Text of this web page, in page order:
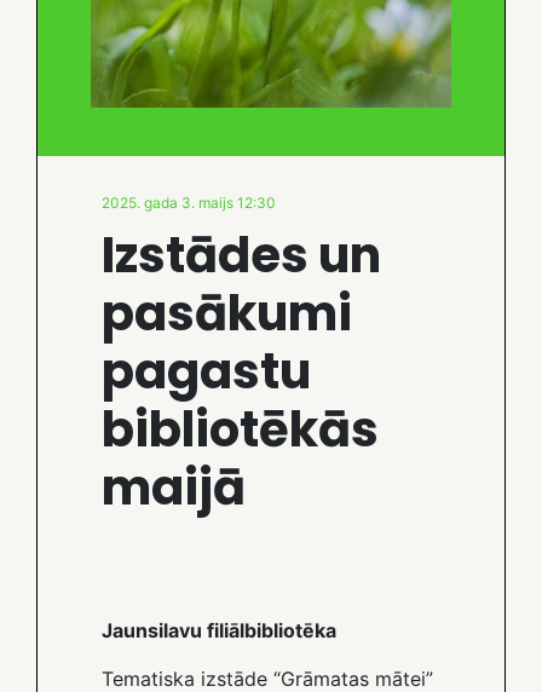
2025. gada 3. maijs 12:30
Izstādes un
pasākumi
pagastu
bibliotēkās
maijā
Jaunsilavu filiālbibliotēka
Tematiska izstāde “Grāmatas mātei”